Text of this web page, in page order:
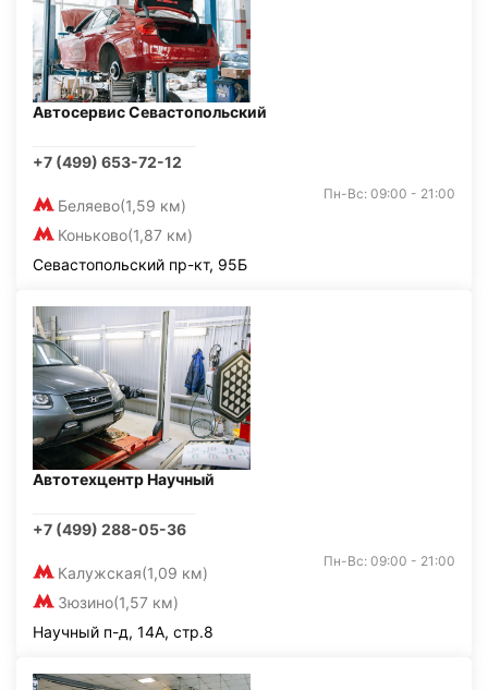
Автосервис Севастопольский
+7 (499) 653-72-12
Беляево(1,59 км)
Коньково(1,87 км)
Пн-Вс: 09:00 - 21:00
Севастопольский пр-кт, 95Б
Автотехцентр Научный
+7 (499) 288-05-36
Калужская(1,09 км)
Зюзино(1,57 км)
Пн-Вс: 09:00 - 21:00
Научный п-д, 14А, стр.8